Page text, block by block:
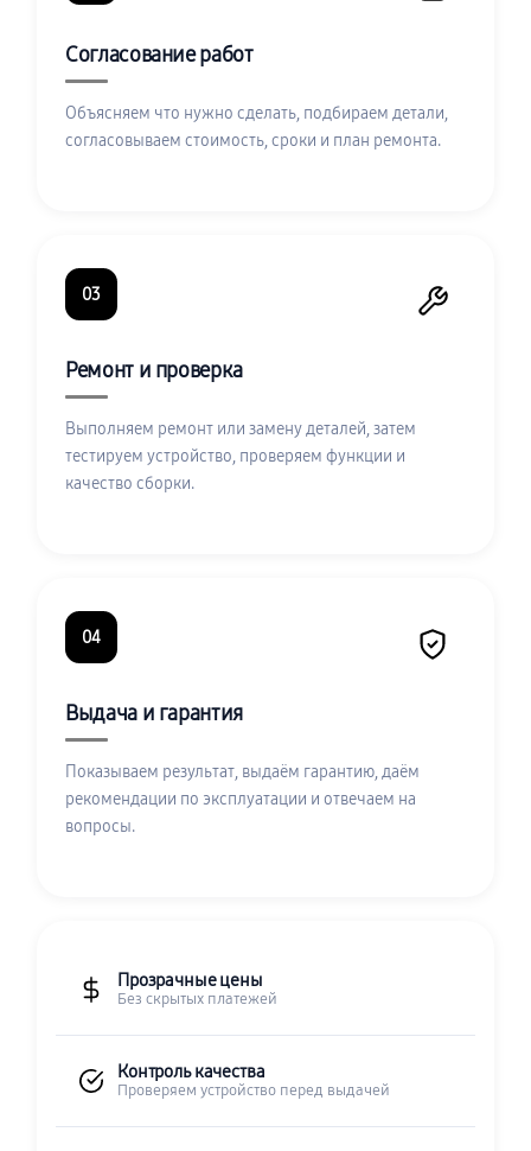
Согласование работ
Объясняем что нужно сделать, подбираем детали,
согласовываем стоимость, сроки и план ремонта.
03
Ремонт и проверка
Выполняем ремонт или замену деталей, затем
тестируем устройство, проверяем функции и
качество сборки.
04
Выдача и гарантия
Показываем результат, выдаём гарантию, даём
рекомендации по эксплуатации и отвечаем на
вопросы.
Прозрачные цены
Без скрытых платежей
Контроль качества
Проверяем устройство перед выдачей